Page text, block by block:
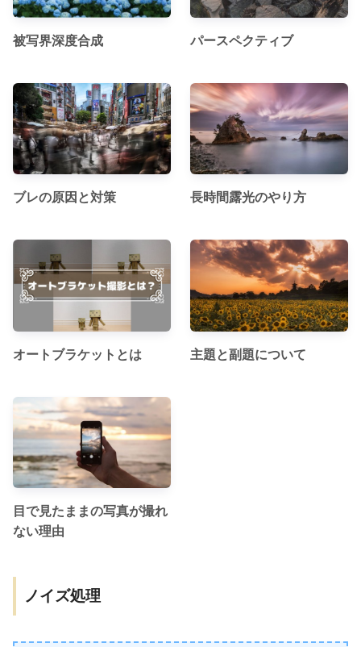
被写界深度合成 パースペクティブ
ブレの原因と対策 長時間露光のやり方
オートブラケットとは 主題と副題について
目で見たままの写真が撮れ
ない理由
ノイズ処理